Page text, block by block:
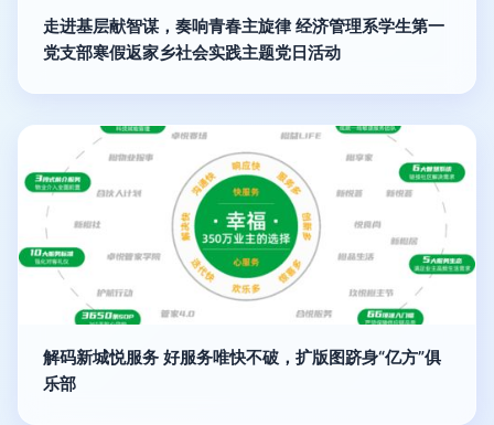
走进基层献智谋，奏响青春主旋律 经济管理系学生第一
党支部寒假返家乡社会实践主题党日活动
解码新城悦服务 好服务唯快不破，扩版图跻身“亿方”俱
乐部